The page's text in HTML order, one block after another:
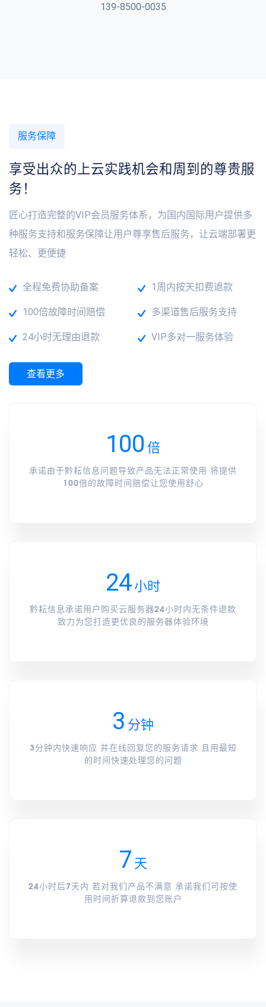
139-8500-0035
服务保障
享受出众的上云实践机会和周到的尊贵服
务！
匠心打造完整的VIP会员服务体系，为国内国际用户提供多
种服务支持和服务保障让用户尊享售后服务，让云端部署更
轻松、更便捷
全程免费协助备案
100倍故障时间赔偿
24小时无理由退款
1周内按天扣费退款
多渠道售后服务支持
VIP多对一服务体验
查看更多
100 倍
承诺由于黔耘信息问题导致产品无法正常使用 将提供
100倍的故障时间赔偿让您使用舒心
24小时
黔耘信息承诺用户购买云服务器24小时内无条件退款
致力为您打造更优良的服务器体验环境
3 分钟
3分钟内快速响应 并在线回复您的服务请求 且用最短
的时间快速处理您的问题
7 天
24小时后7天内 若对我们产品不满意 承诺我们可按使
用时间折算退款到您账户